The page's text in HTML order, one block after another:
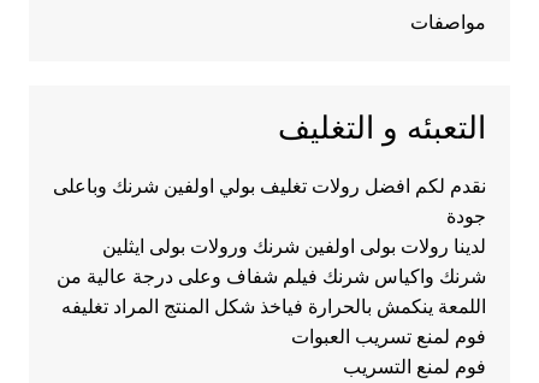
مواصفات
التعبئه و التغليف
نقدم لكم افضل رولات تغليف بولي اولفين شرنك وباعلى
جودة
لدينا رولات بولى اولفين شرنك ورولات بولى ايثلين
شرنك واكياس شرنك فيلم شفاف وعلى درجة عالية من
اللمعة ينكمش بالحرارة فياخذ شكل المنتج المراد تغليفه
فوم لمنع تسريب العبوات
فوم لمنع التسريب